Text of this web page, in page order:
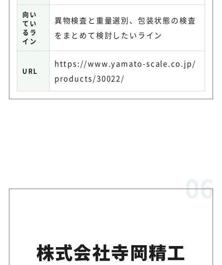
向い
てい
るラ
イン
異物検査と重量選別、包装状態の検査
をまとめて検討したいライン
URL
https://www.yamato-scale.co.jp/
products/30022/
株式会社寺岡精工